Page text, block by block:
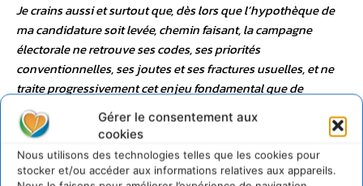
Gérer le consentement aux
cookies
Nous utilisons des technologies telles que les cookies pour
stocker et/ou accéder aux informations relatives aux appareils.
Je crains aussi et surtout que, dès lors que l’hypothèque de
ma candidature soit levée, chemin faisant, la campagne
électorale ne retrouve ses codes, ses priorités
conventionnelles, ses joutes et ses fractures usuelles, et ne
traite progressivement cet enjeu fondamental que de
manière accessoire et non plus de manière essentielle,
jusqu’à peut-être l’oublier complètement.
Je sais encore par expérience qu’à l’avenir, ce que le pouvoir